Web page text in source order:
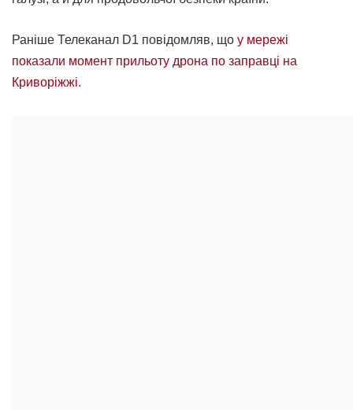
Раніше Телеканал D1 повідомляв, що у мережі
показали момент прильоту дрона по заправці на
Криворіжжі.